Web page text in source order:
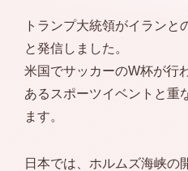
トランプ大統領がイランと
と発信しました。
米国でサッカーのW杯が行
あるスポーツイベントと重
ます。
日本では、ホルムズ海峡の